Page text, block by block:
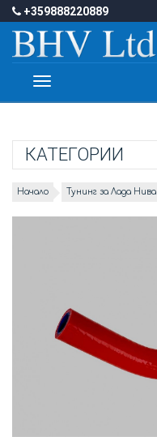
+359888220889
Toggle
КАТЕГОРИИ
Начало Тунинг за Лада Нива